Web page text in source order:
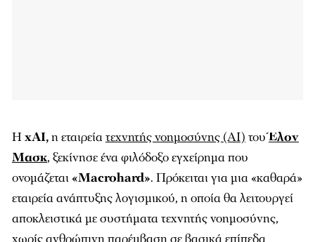
ΗxAI,η εταιρείατεχνητής νοημοσύνης (ΑΙ) τουΈλον
Μασκ, ξεκίνησε ένα φιλόδοξο εγχείρημα που
ονομάζεται «Macrohard». Πρόκειται για μια «καθαρά»
εταιρεία ανάπτυξης λογισμικού, η οποία θα λειτουργεί
αποκλειστικά με συστήματα τεχνητής νοημοσύνης,
χωρίς ανθρώπινη παρέμβαση σε βασικά επίπεδα